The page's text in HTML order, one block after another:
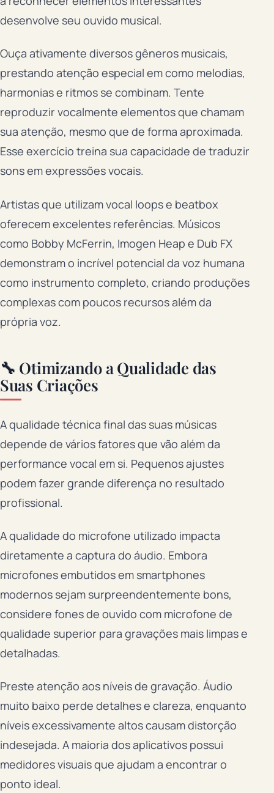
desenvolve seu ouvido musical.
Ouça ativamente diversos gêneros musicais,
prestando atenção especial em como melodias,
harmonias e ritmos se combinam. Tente
reproduzir vocalmente elementos que chamam
sua atenção, mesmo que de forma aproximada.
Esse exercício treina sua capacidade de traduzir
sons em expressões vocais.
Artistas que utilizam vocal loops e beatbox
oferecem excelentes referências. Músicos
como Bobby McFerrin, Imogen Heap e Dub FX
demonstram o incrível potencial da voz humana
como instrumento completo, criando produções
complexas com poucos recursos além da
própria voz.
🔧 Otimizando a Qualidade das
Suas Criações
A qualidade técnica final das suas músicas
depende de vários fatores que vão além da
performance vocal em si. Pequenos ajustes
podem fazer grande diferença no resultado
profissional.
A qualidade do microfone utilizado impacta
diretamente a captura do áudio. Embora
microfones embutidos em smartphones
modernos sejam surpreendentemente bons,
considere fones de ouvido com microfone de
qualidade superior para gravações mais limpas e
detalhadas.
Preste atenção aos níveis de gravação. Áudio
muito baixo perde detalhes e clareza, enquanto
níveis excessivamente altos causam distorção
indesejada. A maioria dos aplicativos possui
medidores visuais que ajudam a encontrar o
ponto ideal.